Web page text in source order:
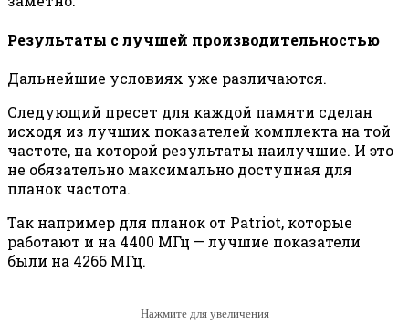
Результаты с лучшей производительностью
Дальнейшие условиях уже различаются.
Следующий пресет для каждой памяти сделан
исходя из лучших показателей комплекта на той
частоте, на которой результаты наилучшие. И это
не обязательно максимально доступная для
планок частота.
Так например для планок от Patriot, которые
работают и на 4400 МГц — лучшие показатели
были на 4266 МГц.
Нажмите для увеличения